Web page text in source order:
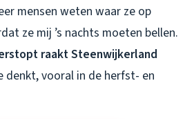
mensen weten waar ze op
ze mij ’s nachts moeten bellen.
raakt Steenwijkerland
denkt, vooral in de herfst- en